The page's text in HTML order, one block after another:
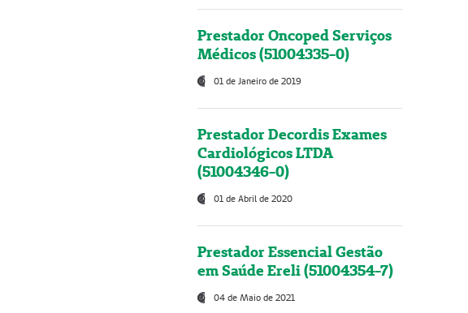
Prestador Oncoped Serviços
Médicos (51004335-0)
01 de Janeiro de 2019
Prestador Decordis Exames
Cardiológicos LTDA
(51004346-0)
01 de Abril de 2020
Prestador Essencial Gestão
em Saúde Ereli (51004354-7)
04 de Maio de 2021